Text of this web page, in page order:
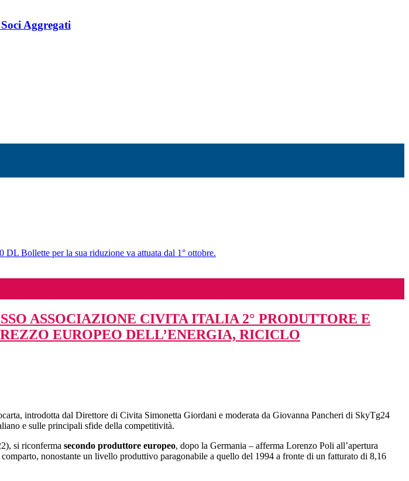
Aggregati
Bollette per la sua riduzione va attuata dal 1° ottobre.
ASSOCIAZIONE CIVITA ITALIA 2° PRODUTTORE E
EUROPEO DELL’ENERGIA, RICICLO
introdotta dal Direttore di Civita Simonetta Giordani e moderata da Giovanna Pancheri di SkyTg24
e sulle principali sfide della competitività.
si riconferma secondo produttore europeo, dopo la Germania – afferma Lorenzo Poli all’apertura
nonostante un livello produttivo paragonabile a quello del 1994 a fronte di un fatturato di 8,16